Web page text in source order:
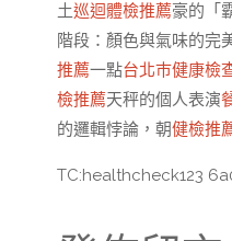
土巡迴體檢推薦豪的「
階段：顏色與氣味的完
推薦一點台北巿健康檢
檢推薦天秤的個人表演
的邏輯悖論，朝健檢推
TC:healthcheck123